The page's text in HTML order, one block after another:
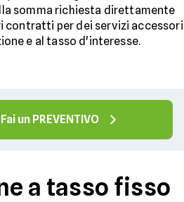
somma richiesta direttamente
contratti per dei servizi accessori
e al tasso d'interesse.
Fai un PREVENTIVO
a tasso fisso